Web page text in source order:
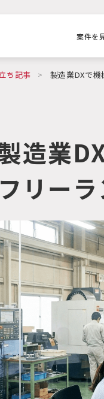
案件を
ち記事 > 製造業DXで
造業
フリー